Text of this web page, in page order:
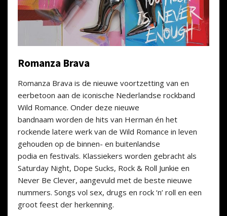
Romanza Brava
Romanza Brava is de nieuwe voortzetting van en
eerbetoon aan de iconische Nederlandse rockband
Wild Romance. Onder deze nieuwe
bandnaam worden de hits van Herman én het
rockende latere werk van de Wild Romance in leven
gehouden op de binnen- en buitenlandse
podia en festivals. Klassiekers worden gebracht als
Saturday Night, Dope Sucks, Rock & Roll Junkie en
Never Be Clever, aangevuld met de beste nieuwe
nummers. Songs vol sex, drugs en rock ‘n’ roll en een
groot feest der herkenning.